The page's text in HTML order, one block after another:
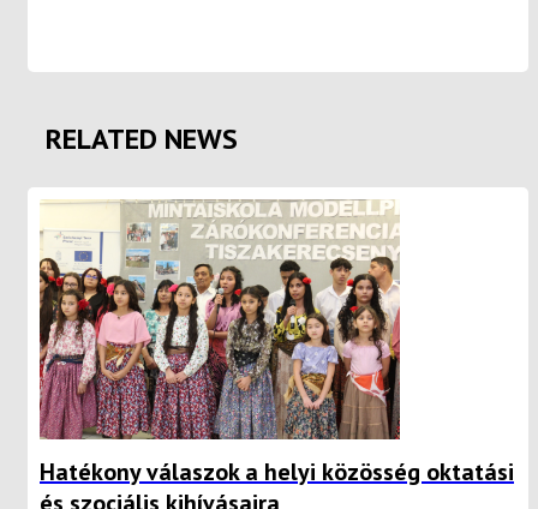
RELATED NEWS
Hatékony válaszok a helyi közösség oktatási
és szociális kihívásaira